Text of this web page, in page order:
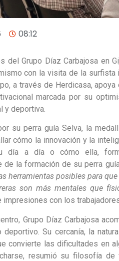
08:12
del Grupo Díaz Carbajosa en
con la visita de la surfista
a través de Herdicasa,
marcada por su
y deportiva.
su perra guía Selva, la
cómo la innovación y la
día a día o cómo ella,
de la formación de su perra
herramientas posibles para
son más mentales que
impresiones con los
Grupo Díaz Carbajosa
Su cercanía, la
convierte las dificultades en
resumió su filosofía